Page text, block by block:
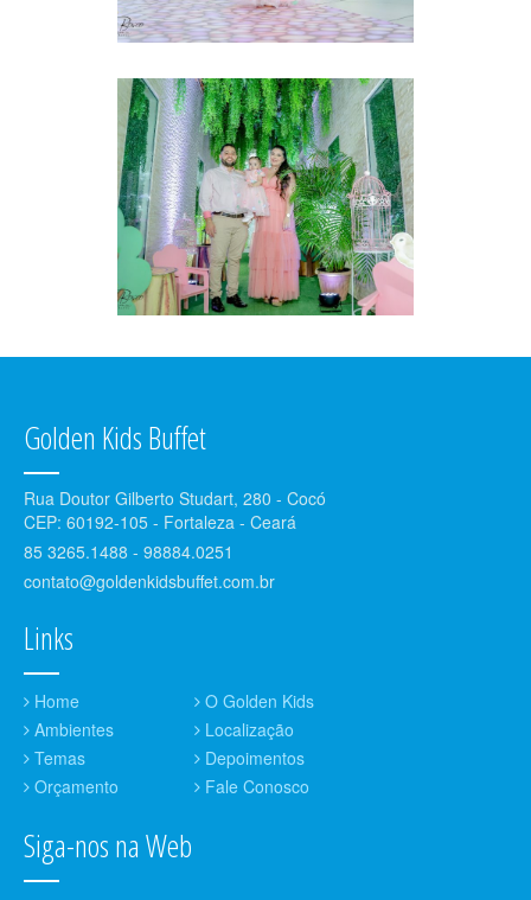
Golden Kids Buffet
Rua Doutor Gilberto Studart, 280 - Cocó
CEP: 60192-105 - Fortaleza - Ceará
85 3265.1488 - 98884.0251
contato@goldenkidsbuffet.com.br
Links
Home
O Golden Kids
Ambientes
Localização
Temas
Depoimentos
Orçamento
Fale Conosco
Siga-nos na Web